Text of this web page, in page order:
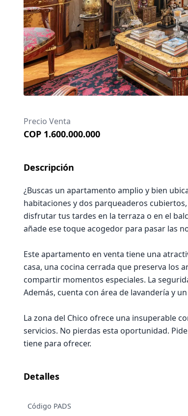
Precio Venta
COP 1.600.000.000
Descripción
¿Buscas un apartamento amplio y bien
habitaciones y dos parqueaderos
disfrutar tus tardes en la terraza o en el
añade ese toque acogedor para pasar las
Este apartamento en venta tiene una
casa, una cocina cerrada que preserva los
compartir momentos especiales. La
Además, cuenta con área de lavandería y
La zona del Chico ofrece una insuperable
servicios. No pierdas esta oportunidad.
tiene para ofrecer.
Detalles
Código PADS